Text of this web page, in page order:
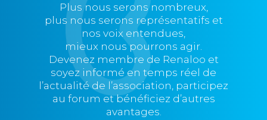
Plus nous serons nombreux,
plus nous serons représentatifs et
nos voix entendues,
mieux nous pourrons agir.
Devenez membre de Renaloo et
soyez informé en temps réel de
l’actualité de l’association, participez
au forum et bénéficiez d’autres
avantages.